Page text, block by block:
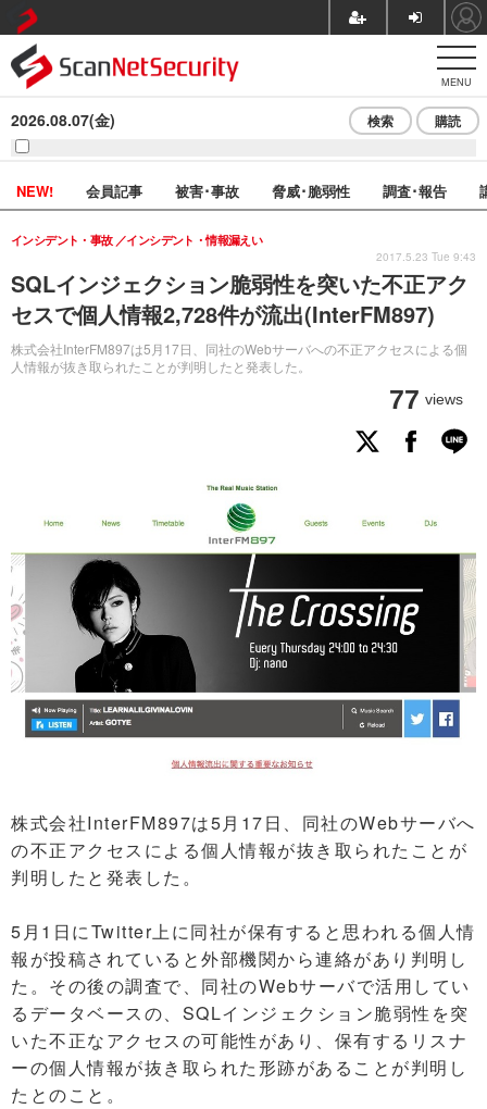
MENU
2026.08.07(金) 検索 購読
NEW! 会員記事 被害･事故 脅威･脆弱性 調査･報告
SQLインジェクション脆弱性を突いた不正アク
セスで個人情報2,728件が流出(InterFM897)
株式会社InterFM897は5月17日、同社のWebサーバへの不正アクセスによる個
人情報が抜き取られたことが判明したと発表した。
インシデント・事故 インシデント・情報漏えい
77 views
2017.5.23 Tue 9:43
株式会社InterFM897は5月17日、同社のWebサーバへ
の不正アクセスによる個人情報が抜き取られたことが
判明したと発表した。
5月1日にTwitter上に同社が保有すると思われる個人情
報が投稿されていると外部機関から連絡があり判明し
た。その後の調査で、同社のWebサーバで活用してい
るデータベースの、SQLインジェクション脆弱性を突
いた不正なアクセスの可能性があり、保有するリスナ
ーの個人情報が抜き取られた形跡があることが判明し
たとのこと。